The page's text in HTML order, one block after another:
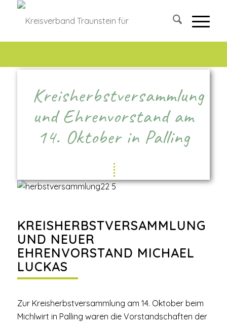
Kreisherbstversammlung
und Ehrenvorstand am
14. Oktober in Palling
KREISHERBSTVERSAMMLUNG
UND NEUER
EHRENVORSTAND MICHAEL
LUCKAS
Zur Kreisherbstversammlung am 14. Oktober beim
Michlwirt in Palling waren die Vorstandschaften der